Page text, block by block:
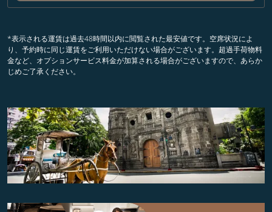
*表示される運賃は過去48時間以内に閲覧された最安値です。空席状況によ
り、予約時に同じ運賃をご利用いただけない場合がございます。超過手荷物料
金など、オプションサービス料金が加算される場合がございますので、あらか
じめご了承ください。